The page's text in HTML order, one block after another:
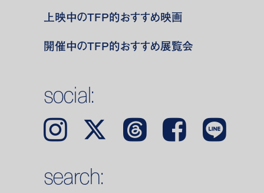
上映中のTFP的おすすめ映画
開催中のTFP的おすすめ展覧会
social:
Instagram 𝕏 Threads Facebook LINE
search: